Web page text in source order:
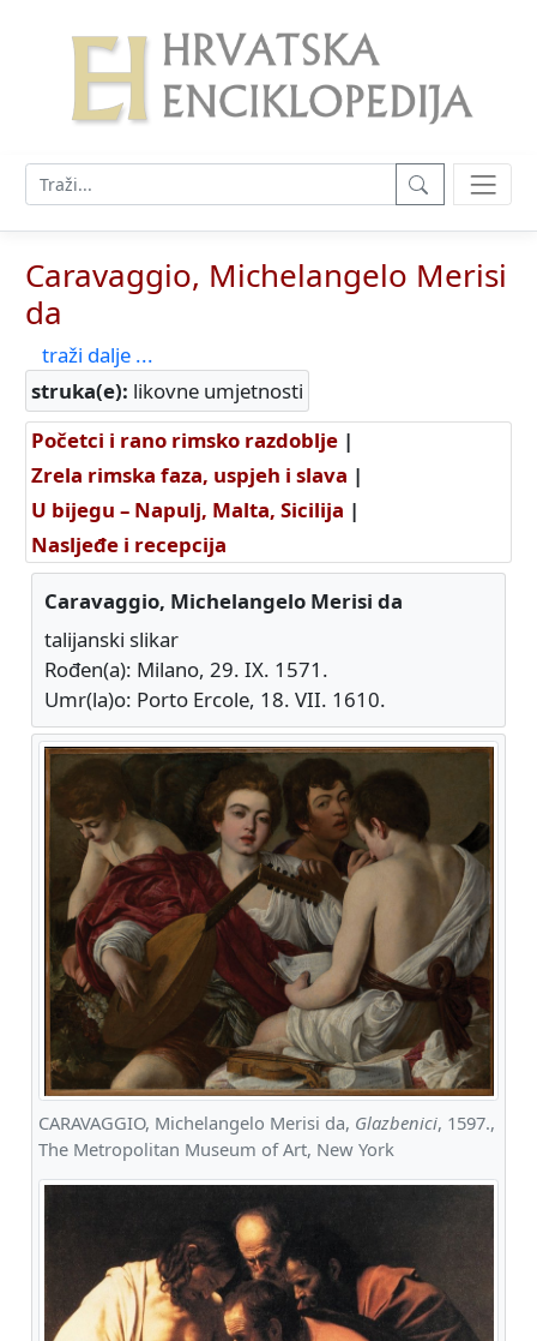
Caravaggio, Michelangelo Merisi
da
traži dalje ...
struka(e): likovne umjetnosti
Početci i rano rimsko razdoblje |
Zrela rimska faza, uspjeh i slava |
U bijegu – Napulj, Malta, Sicilija |
Nasljeđe i recepcija
Caravaggio, Michelangelo Merisi da
talijanski slikar
Rođen(a): Milano, 29. IX. 1571.
Umr(la)o: Porto Ercole, 18. VII. 1610.
CARAVAGGIO, Michelangelo Merisi da, Glazbenici, 1597.,
The Metropolitan Museum of Art, New York